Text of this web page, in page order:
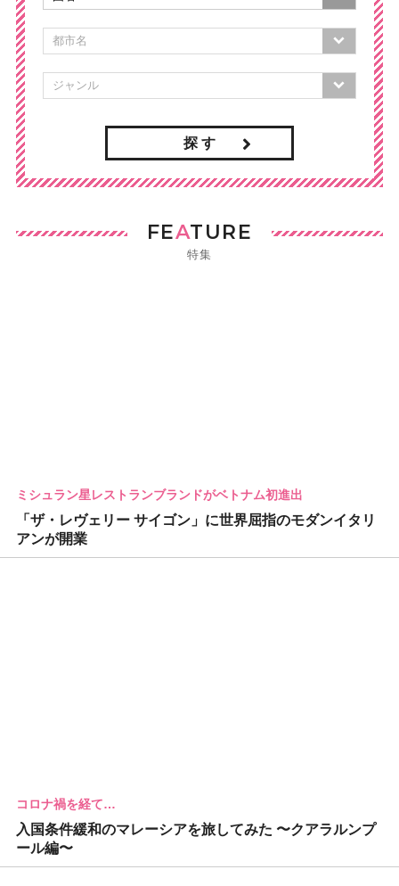
探 す
FEATURE
特集
ミシュラン星レストランブランドがベトナム初進出
「ザ・レヴェリー サイゴン」に世界屈指のモダンイタリ
アンが開業
コロナ禍を経て…
入国条件緩和のマレーシアを旅してみた 〜クアラルンプ
ール編〜